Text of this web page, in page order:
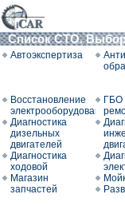
Список СТО.
Автоэкспертиза
Восстановление
электрооборудования
ГБО
Диагностика
дизельных
двигателей
Диагностика
ходовой
Магазин
запчастей